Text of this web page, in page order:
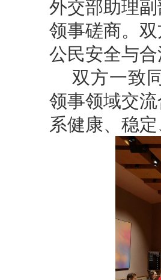
外交部助理
领事磋商。
公民安全与
双方一致
领事领域交
系健康、稳